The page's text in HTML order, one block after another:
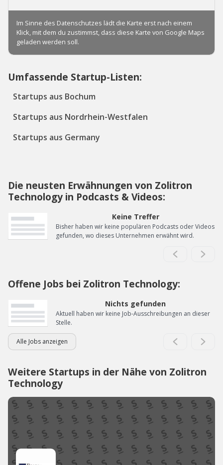
Umfassende Startup-Listen:
Startups aus Bochum
Startups aus Nordrhein-Westfalen
Startups aus Germany
Die neusten Erwähnungen von Zolitron
Technology in Podcasts & Videos:
Keine Treffer
Bisher haben wir keine populären Podcasts oder Videos
gefunden, wo dieses Unternehmen erwähnt wird.
Offene Jobs bei Zolitron Technology:
Nichts gefunden
Aktuell haben wir keine Job-Ausschreibungen an dieser
Stelle.
Alle Jobs anzeigen
Weitere Startups in der Nähe von Zolitron
Technology